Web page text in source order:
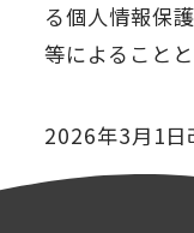
る個人情報保
等によることと
2026年3月1日